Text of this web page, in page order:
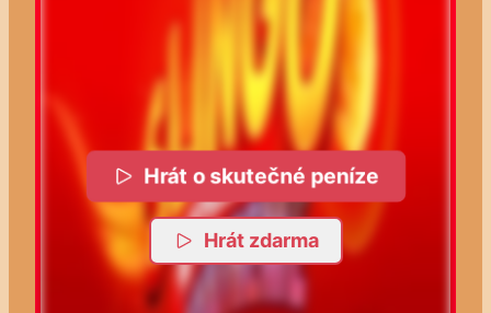
Hrát o skutečné peníze
Hrát zdarma